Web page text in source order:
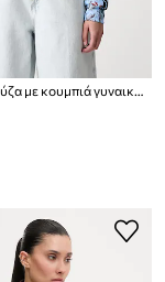
adidas μπλούζα με κουμπιά γυναικεία με βαμβάκι x Farm Rio